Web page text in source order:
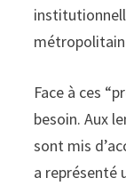
métropolitain
Face à ces
besoin. Aux
sont mis
a représenté